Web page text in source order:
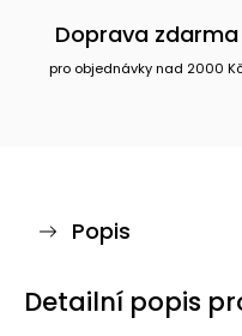
Doprava zdarma
pro objednávky nad 2000
Popis
Detailní popis